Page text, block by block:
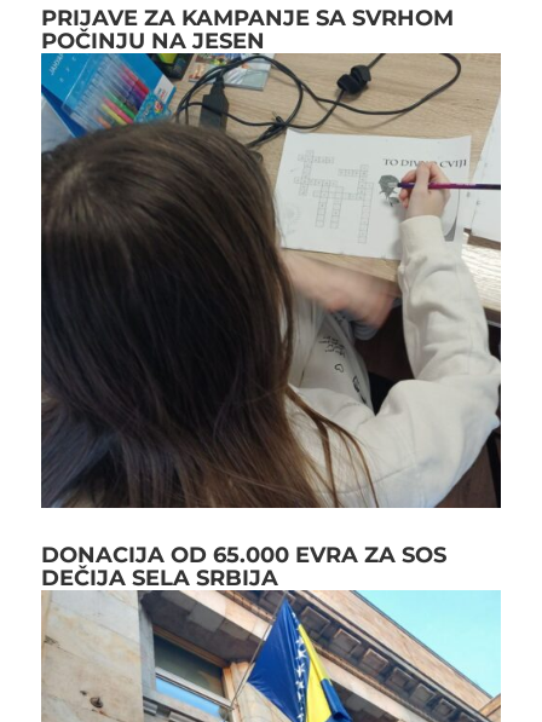
PRIJAVE ZA KAMPANJE SA SVRHOM
POČINJU NA JESEN
DONACIJA OD 65.000 EVRA ZA SOS
DEČIJA SELA SRBIJA